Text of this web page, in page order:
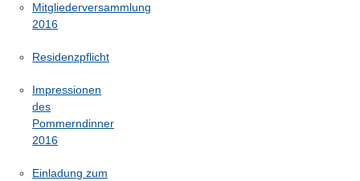
Mitgliederversammlung
2016
Residenzpflicht
Impressionen
des
Pommerndinner
2016
Einladung zum